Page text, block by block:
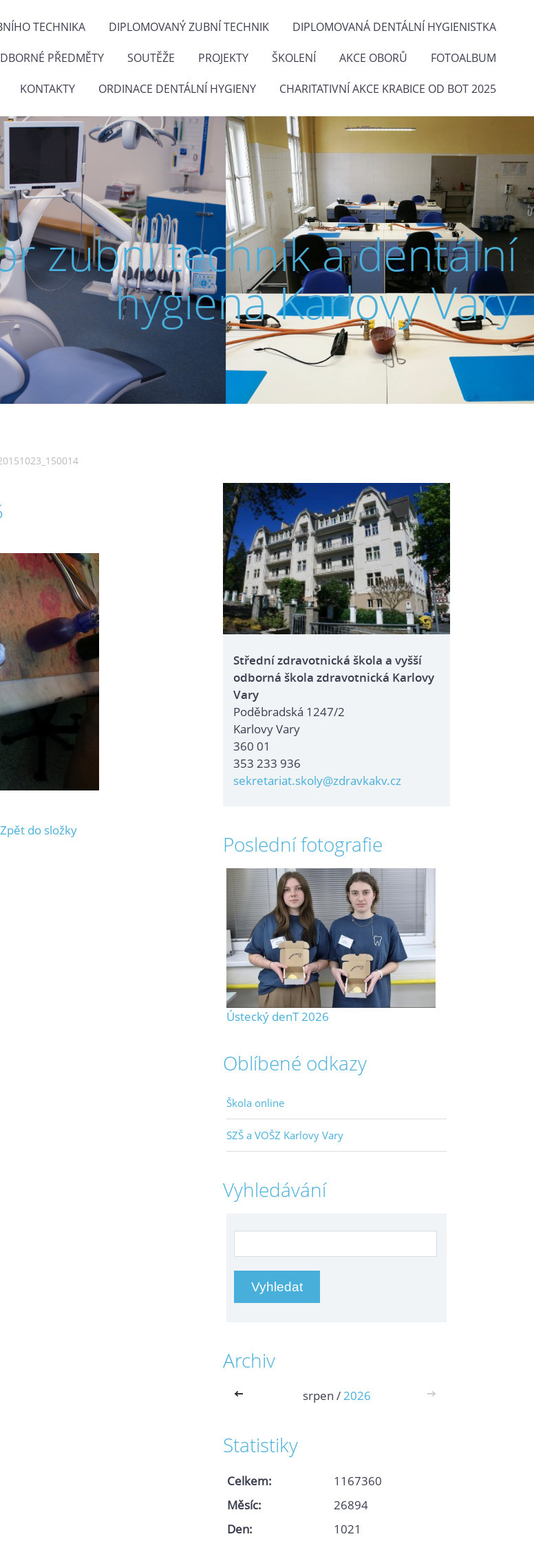
TECHNIKA DIPLOMOVANÝ ZUBNÍ TECHNIK DIPLOMOVANÁ DENTÁLNÍ HYGIENISTKA
PŘEDMĚTY SOUTĚŽE PROJEKTY ŠKOLENÍ AKCE OBORŮ FOTOALBUM
KONTAKTY ORDINACE DENTÁLNÍ HYGIENY CHARITATIVNÍ AKCE KRABICE OD BOT 2025
zubní technik a dentální
hygiena Karlovy Vary
Zpět do složky
Střední zdravotnická škola a vyšší
odborná škola zdravotnická Karlovy
Vary
Poděbradská 1247/2
Karlovy Vary
360 01
353 233 936
sekretariat.skoly@zdravkakv.cz
Poslední fotografie
Ústecký denT 2026
Oblíbené odkazy
Škola online
SZŠ a VOŠZ Karlovy Vary
Vyhledávání
Archiv
<< srpen /2026 >>
Statistiky
Celkem:
1167360
Měsíc:
26894
Den:
1021